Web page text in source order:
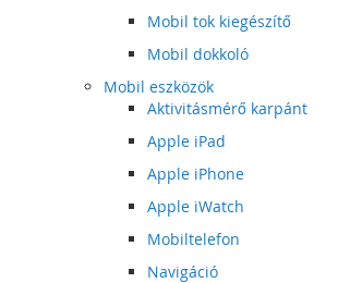
Mobil tok kiegészítő
Mobil dokkoló
Mobil eszközök
Aktivitásmérő karpánt
Apple iPad
Apple iPhone
Apple iWatch
Mobiltelefon
Navigáció